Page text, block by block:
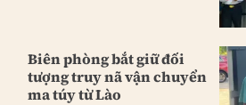
Biên phòng bắt giữ đối
tượng truy nã vận chuyển
ma túy từ Lào